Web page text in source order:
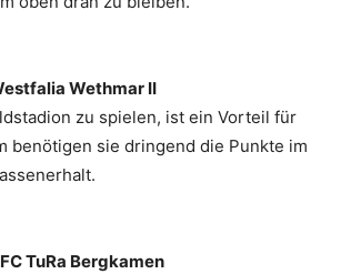
Wethmar II
zu spielen, ist ein Vorteil für
benötigen sie dringend die Punkte im
TuRa Bergkamen